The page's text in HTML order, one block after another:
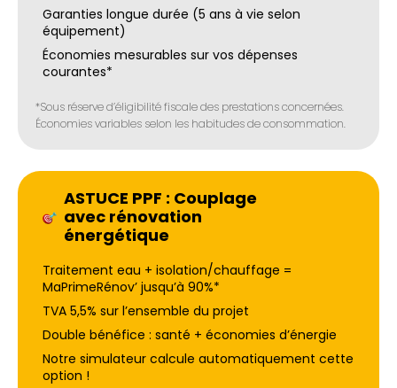
Garanties longue durée (5 ans à vie selon
équipement)
Économies mesurables sur vos dépenses
courantes*
*Sous réserve d’éligibilité fiscale des prestations concernées.
Économies variables selon les habitudes de consommation.
ASTUCE PPF : Couplage
avec rénovation
énergétique
Traitement eau + isolation/chauffage =
MaPrimeRénov’ jusqu’à 90%*
TVA 5,5% sur l’ensemble du projet
Double bénéfice : santé + économies d’énergie
Notre simulateur calcule automatiquement cette
option !